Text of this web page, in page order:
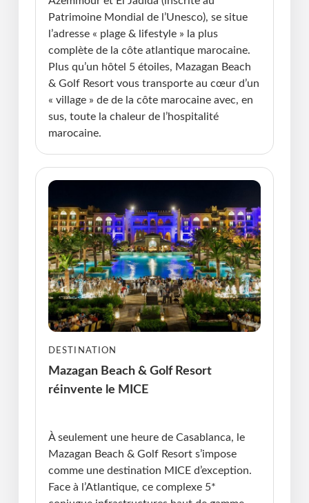
Patrimoine Mondial de l’Unesco), se situe
l’adresse « plage & lifestyle » la plus
complète de la côte atlantique marocaine.
Plus qu’un hôtel 5 étoiles, Mazagan Beach
& Golf Resort vous transporte au cœur d’un
« village » de de la côte marocaine avec, en
sus, toute la chaleur de l’hospitalité
marocaine.
DESTINATION
Mazagan Beach & Golf Resort
réinvente le MICE
À seulement une heure de Casablanca, le
Mazagan Beach & Golf Resort s’impose
comme une destination MICE d’exception.
Face à l’Atlantique, ce complexe 5*